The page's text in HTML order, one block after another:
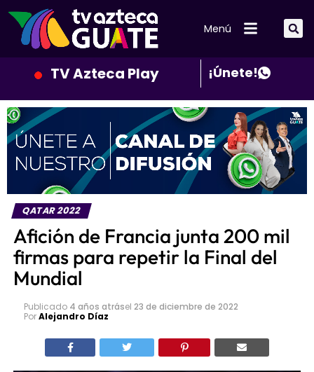
Menú
TV Azteca Play ¡Únete!
QATAR 2022
Afición de Francia junta 200 mil
firmas para repetir la Final del
Mundial
Publicado 4 años atrásel 23 de diciembre de 2022
PorAlejandro Díaz